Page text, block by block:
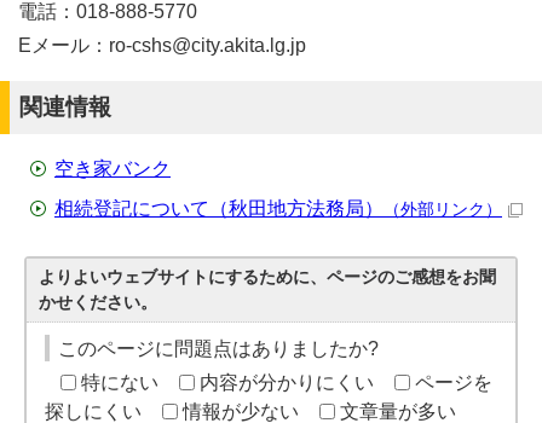
電話：018-888-5770
Eメール：ro-cshs@city.akita.lg.jp
関連情報
空き家バンク
相続登記について（秋田地方法務局）
（外部リンク）
よりよいウェブサイトにするために、ページのご感想をお聞
かせください。
このページに問題点はありましたか?
特にない
内容が分かりにくい
ページを
探しにくい
情報が少ない 文章量が多い